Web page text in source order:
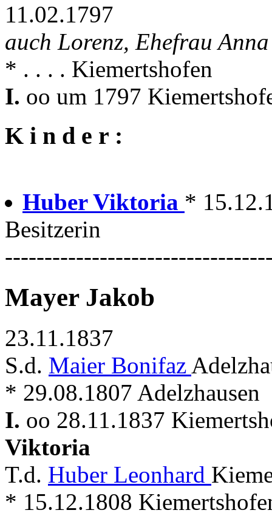
11.02.1797
auch Lorenz, Ehefrau
* . . . . Kiemertshofen
I. oo um 1797
K i n d e r :
Huber Viktoria *
Besitzerin
Mayer Jakob
23.11.1837
S.d. Maier Bonifaz
* 29.08.1807 Adelzhausen
I. oo 28.11.1837
Viktoria
T.d. Huber Leonhard
* 15.12.1808